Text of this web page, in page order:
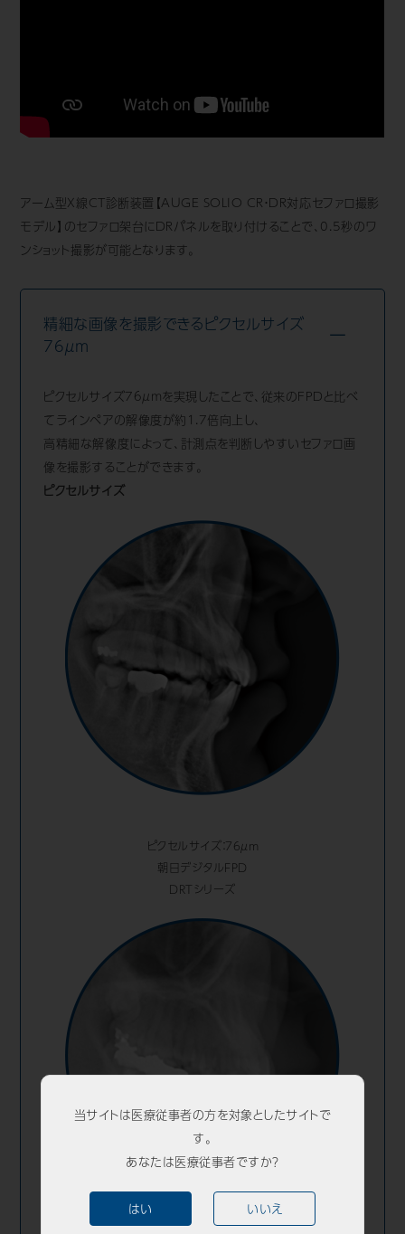
アーム型X線CT診断装置 【AUGE SOLIO CR・DR対応セファロ撮影
モデル】 のセファロ架台にDRパネルを取り付けることで、0.5秒のワ
ンショット撮影が可能となります。
精細な画像を撮影できるピクセルサイズ
76μm
ピクセルサイズ76μmを実現したことで、従来のFPDと比べ
てラインペアの解像度が約1.7倍向上し、
高精細な解像度によって、計測点を判断しやすいセファロ画
像を撮影することができます。
ピクセルサイズ
ピクセルサイズ：76μm
朝日デジタルFPD
DRTシリーズ
当サイトは医療従事者の方を対象としたサイトで
す。
あなたは医療従事者ですか？
はい いいえ